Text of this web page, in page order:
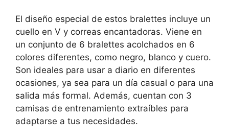
El diseño especial de estos bralettes incluye un
cuello en V y correas encantadoras. Viene en
un conjunto de 6 bralettes acolchados en 6
colores diferentes, como negro, blanco y cuero.
Son ideales para usar a diario en diferentes
ocasiones, ya sea para un día casual o para una
salida más formal. Además, cuentan con 3
camisas de entrenamiento extraíbles para
adaptarse a tus necesidades.